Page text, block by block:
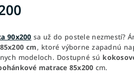
90x200 sa už do postele nezmestí?
cm, ktoré výborne zapadnú
modeloch. Dostupné sú
matrace 85x200 cm.